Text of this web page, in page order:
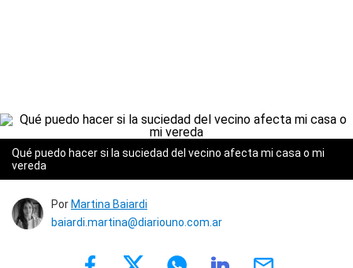
Qué puedo hacer si la suciedad del vecino afecta mi casa o mi
vereda
Por Martina Baiardi
baiardi.martina@diariouno.com.ar